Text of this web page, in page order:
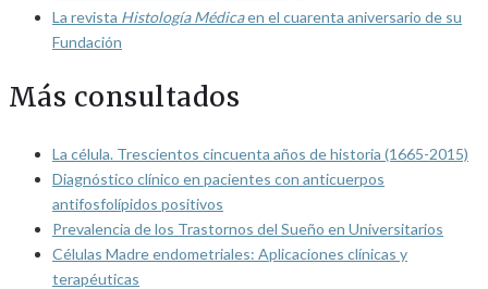
La revista Histología Médicaen el cuarenta aniversario de su
Fundación
Más consultados
La célula. Trescientos cincuenta años de historia (1665-2015)
Diagnóstico clínico en pacientes con anticuerpos
antifosfolípidos positivos
Prevalencia de los Trastornos del Sueño en Universitarios
Células Madre endometriales: Aplicaciones clínicas y
terapéuticas